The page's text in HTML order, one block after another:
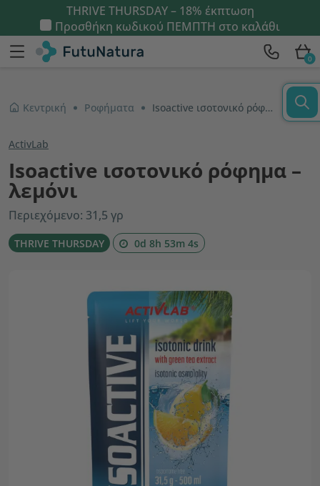
THRIVE THURSDAY – 18% έκπτωση
Προσθήκη κωδικού ΠΕΜΠΤΗ στο καλάθι
0
Κεντρική Ροφήματα Isoactive ισοτονικό ρόφημα – λεμόνι
ActivLab
Isoactive ισοτονικό ρόφημα –
λεμόνι
Περιεχόμενο: 31,5 γρ
THRIVE THURSDAY 0d 8h 53m 3s